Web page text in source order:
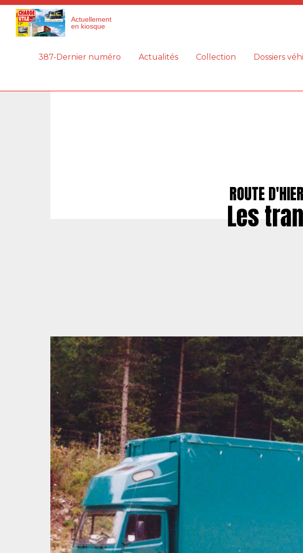
Actuellement
en kiosque
387-Dernier numéro Actualités Collection Dossiers
ROUTE
Les
Panneau de gestion des cookies